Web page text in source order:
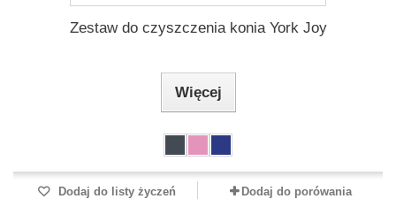
Zestaw do czyszczenia konia York Joy
Więcej
Dodaj do listy życzeń Dodaj do porówania